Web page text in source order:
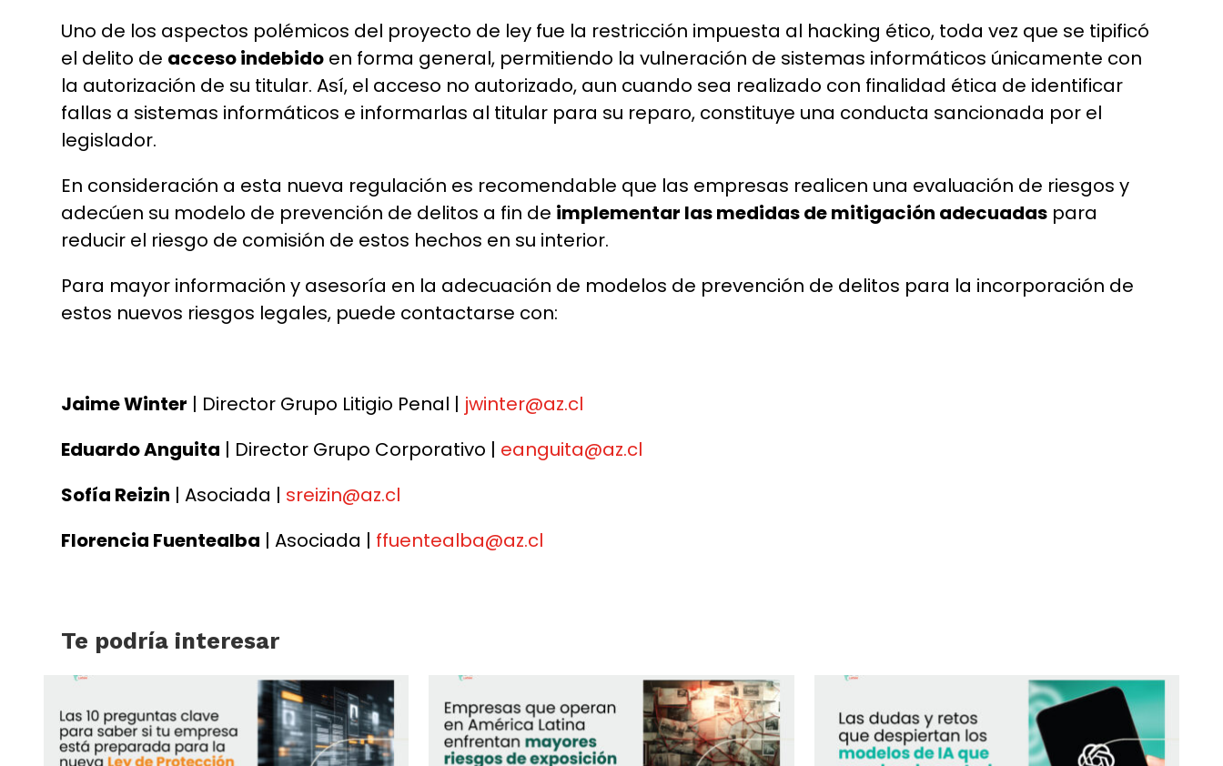
Uno de los aspectos polémicos del proyecto de ley fue la restricción impuesta al hacking ético, toda vez que se tipificó
el delito de acceso indebido en forma general, permitiendo la vulneración de sistemas informáticos únicamente con
la autorización de su titular. Así, el acceso no autorizado, aun cuando sea realizado con finalidad ética de identificar
fallas a sistemas informáticos e informarlas al titular para su reparo, constituye una conducta sancionada por el
legislador.
En consideración a esta nueva regulación es recomendable que las empresas realicen una evaluación de riesgos y
adecúen su modelo de prevención de delitos a fin de implementar las medidas de mitigación adecuadas para
reducir el riesgo de comisión de estos hechos en su interior.
Para mayor información y asesoría en la adecuación de modelos de prevención de delitos para la incorporación de
estos nuevos riesgos legales, puede contactarse con:
Jaime Winter | Director Grupo Litigio Penal | jwinter@az.cl
Eduardo Anguita | Director Grupo Corporativo | eanguita@az.cl
Sofía Reizin | Asociada | sreizin@az.cl
Florencia Fuentealba | Asociada | ffuentealba@az.cl
Te podría interesar